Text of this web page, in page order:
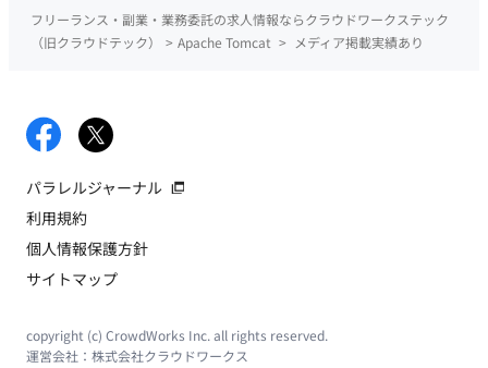
フリーランス・副業・業務委託の求人情報ならクラウドワークステック
（旧クラウドテック）
> Apache Tomcat > メディア掲載実績あり
パラレルジャーナル
利用規約
個人情報保護方針
サイトマップ
copyright (c) CrowdWorks Inc. all rights reserved.
運営会社： 株式会社クラウドワークス